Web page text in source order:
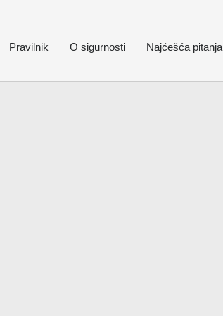
Pravilnik O sigurnosti Najćešća pitanja